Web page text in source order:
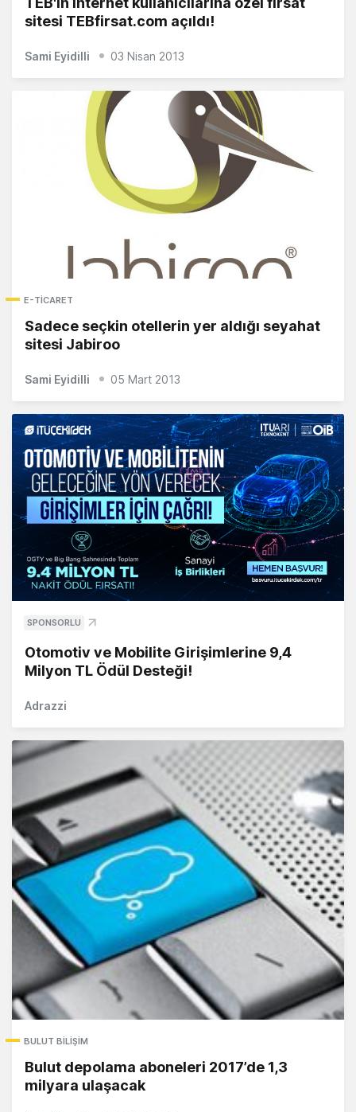
sitesi TEBfirsat.com açıldı!
Sami Eyidilli 03 Nisan 2013
E-TICARET
Sadece seçkin otellerin yer aldığı seyahat
sitesi Jabiroo
Sami Eyidilli 05 Mart 2013
SPONSORLU
Otomotiv ve Mobilite Girişimlerine 9,4
Milyon TL Ödül Desteği!
Adrazzi
BULUT BILIŞIM
Bulut depolama aboneleri 2017’de 1,3
milyara ulaşacak